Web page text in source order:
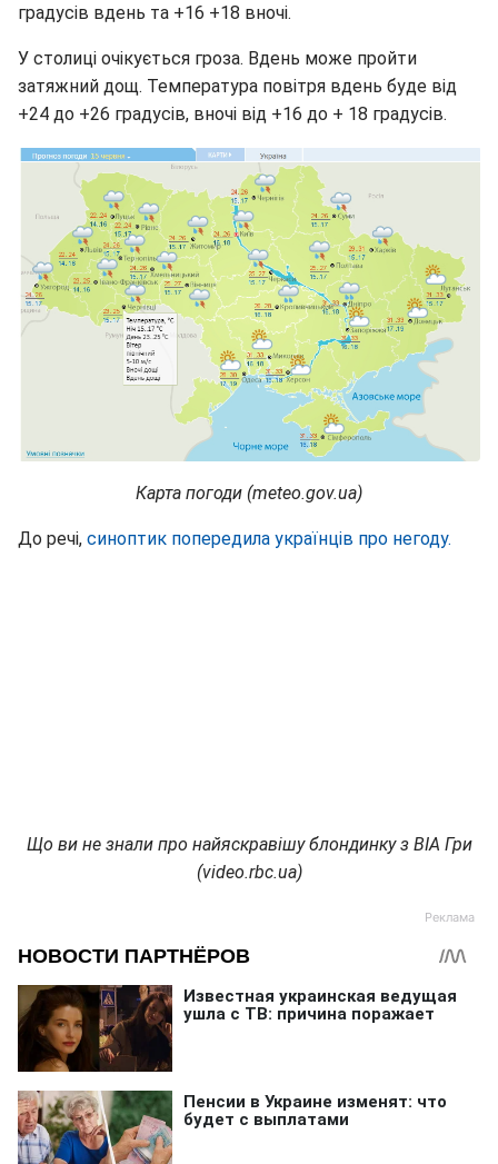
градусів вдень та +16 +18 вночі.
У столиці очікується гроза. Вдень може пройти
затяжний дощ. Температура повітря вдень буде від
+24 до +26 градусів, вночі від +16 до + 18 градусів.
Карта погоди (meteo.gov.ua)
До речі, синоптик попередила українців про негоду.
Що ви не знали про найяскравішу блондинку з ВІА Гри
(video.rbc.ua)